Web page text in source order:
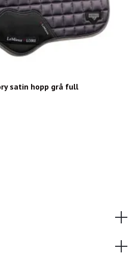
satin hopp grå full